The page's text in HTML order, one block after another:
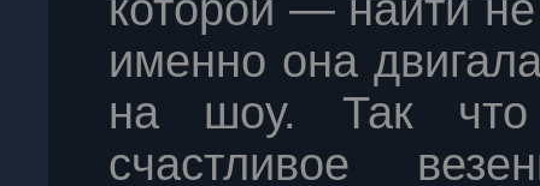
именно она
на шоу. Так
счастливое